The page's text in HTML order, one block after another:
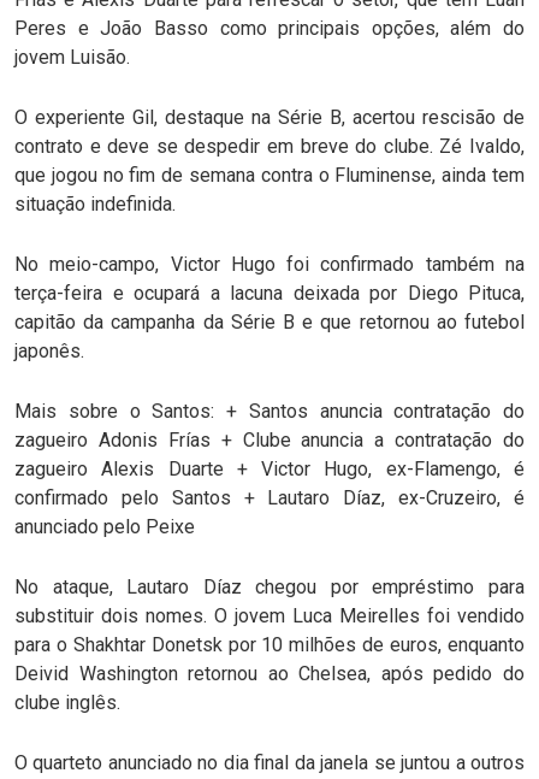
Peres e João Basso como principais opções, além do
jovem Luisão.
O experiente Gil, destaque na Série B, acertou rescisão de
contrato e deve se despedir em breve do clube. Zé Ivaldo,
que jogou no fim de semana contra o Fluminense, ainda tem
situação indefinida.
No meio-campo, Victor Hugo foi confirmado também na
terça-feira e ocupará a lacuna deixada por Diego Pituca,
capitão da campanha da Série B e que retornou ao futebol
japonês.
Mais sobre o Santos: + Santos anuncia contratação do
zagueiro Adonis Frías + Clube anuncia a contratação do
zagueiro Alexis Duarte + Victor Hugo, ex-Flamengo, é
confirmado pelo Santos + Lautaro Díaz, ex-Cruzeiro, é
anunciado pelo Peixe
No ataque, Lautaro Díaz chegou por empréstimo para
substituir dois nomes. O jovem Luca Meirelles foi vendido
para o Shakhtar Donetsk por 10 milhões de euros, enquanto
Deivid Washington retornou ao Chelsea, após pedido do
clube inglês.
O quarteto anunciado no dia final da janela se juntou a outros